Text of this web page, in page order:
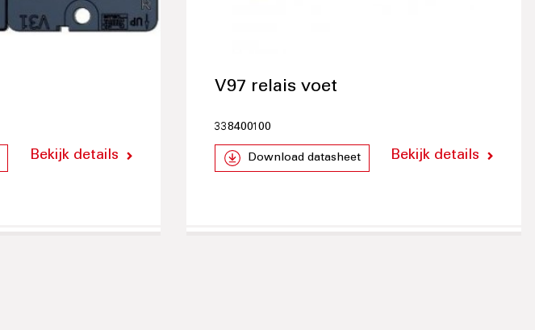
Bekijk details
V97 relais voet
338400100
Download datasheet Bekijk details